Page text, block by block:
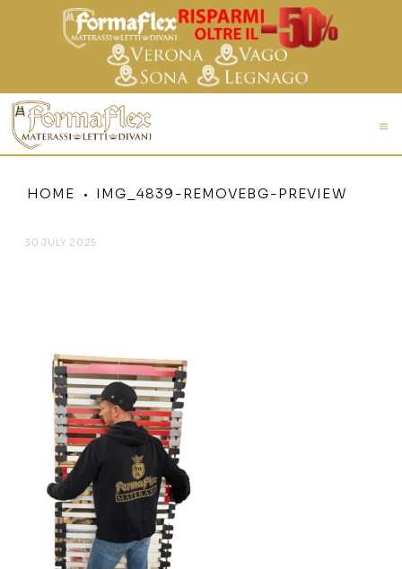
HOME IMG_4839-REMOVEBG-PREVIEW
30 JULY 2025